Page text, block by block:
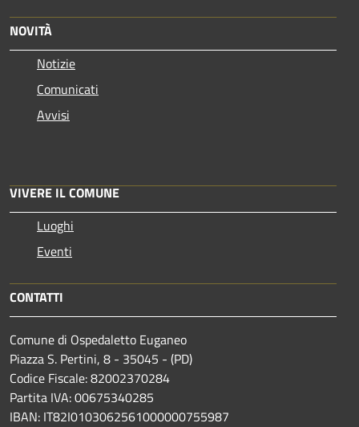
NOVITÀ
Notizie
Comunicati
Avvisi
VIVERE IL COMUNE
Luoghi
Eventi
CONTATTI
Comune di Ospedaletto Euganeo
Piazza S. Pertini, 8 - 35045 - (PD)
Codice Fiscale: 82002370284
Partita IVA: 00675340285
IBAN: IT82I0103062561000000755987